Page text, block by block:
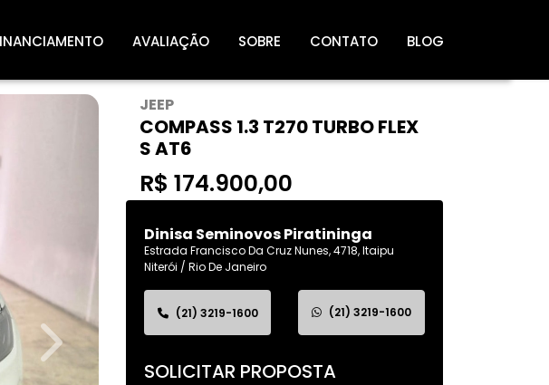
AVALIAÇÃO SOBRE CONTATO BLOG
JEEP
COMPASS 1.3 T270 TURBO FLEX
S AT6
R$ 174.900,00
Dinisa Seminovos Piratininga
Estrada Francisco Da Cruz Nunes, 4718, Itaipu
Niterói / Rio De Janeiro
(21) 3219-1600 (21) 3219-1600
SOLICITAR PROPOSTA
Next